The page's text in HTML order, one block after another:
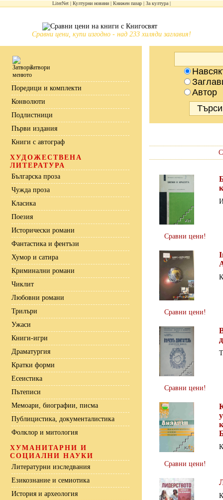
LiterNet Културни новини Книжен пазар За култура
Сравни цени, купи изгодно - над 233 хиляди заглавия!
Затвори
Поредици и комплекти
Конволюти
Подлистници
Първи издания
Книги с автограф
ХУДОЖЕСТВЕНА
ЛИТЕРАТУРА
Българска проза
Чужда проза
Класика
Поезия
Исторически романи
Фантастика и фентъзи
Хумор и сатира
Криминални романи
Чиклит
Любовни романи
Трилъри
Ужаси
Книги-игри
Драматургия
Кратки форми
Есеистика
Пътеписи
Мемоари, биографии, писма
Публицистика, документалистика
Фолклор и митология
ХУМАНИТАРНИ И
СОЦИАЛНИ НАУКИ
Литературни изследвания
Езикознание и семиотика
История и археология
Автор
Сравни цени!
Сравни цени!
Сравни цени!
Сравни цени!